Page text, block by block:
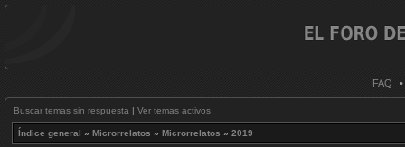
FAQ •
Buscar temas sin respuesta | Ver temas activos
Índice general » Microrrelatos » Microrrelatos » 2019